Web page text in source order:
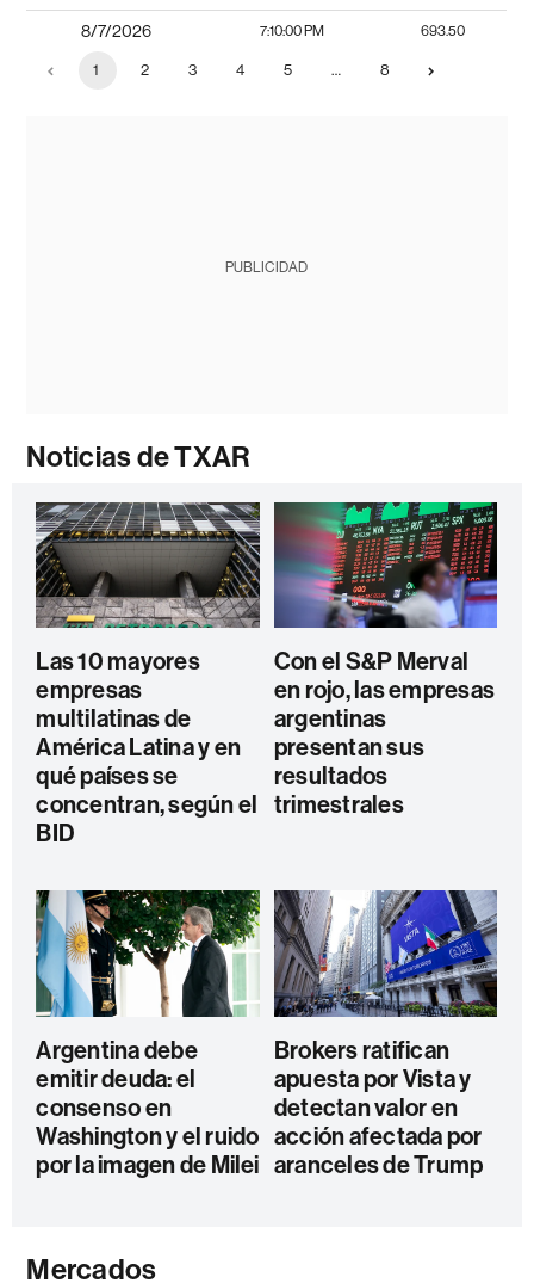
8/7/2026 7:10:00 PM 693.50
1 2 3 4 5 … 8
PUBLICIDAD
Noticias de TXAR
Las 10 mayores
empresas
multilatinas de
América Latina y en
qué países se
concentran, según el
BID
Con el S&P Merval
en rojo, las empresas
argentinas
presentan sus
resultados
trimestrales
Argentina debe
emitir deuda: el
consenso en
Washington y el ruido
por la imagen de Milei
Brokers ratifican
apuesta por Vista y
detectan valor en
acción afectada por
aranceles de Trump
Mercados